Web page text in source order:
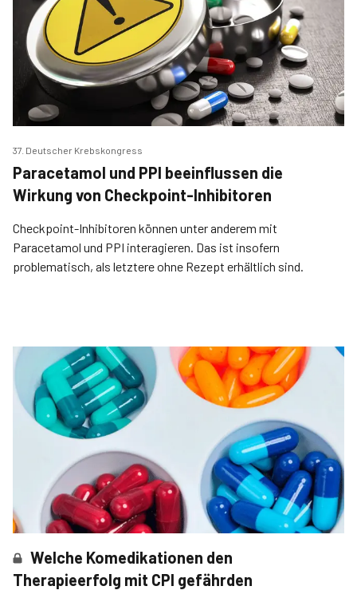
37. Deutscher Krebskongress
Paracetamol und PPI beeinflussen die
Wirkung von Checkpoint-Inhibitoren
Checkpoint-Inhibitoren können unter anderem mit
Paracetamol und PPI interagieren. Das ist insofern
problematisch, als letztere ohne Rezept erhältlich sind.
Welche Komedikationen den
Therapieerfolg mit CPI gefährden